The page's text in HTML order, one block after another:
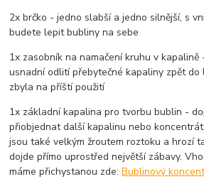
2x brčko - jedno slabší a jedno silnější, s
budete lepit bubliny na sebe
1x zasobník na namačení kruhu v kapalině
usnadní odlití přebytečné kapaliny zpět do
zbyla na příští použití
1x základní kapalina pro tvorbu bublin -
přiobjednat další kapalinu nebo
jsou také velkým žroutem roztoku a hrozí
dojde přímo uprostřed největší zábavy.
máme přichystanou zde:Bublinový